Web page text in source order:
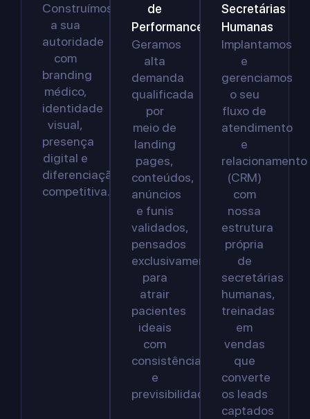
Construímos
a sua
autoridade
com
branding
médico,
identidade
visual,
presença
digital e
diferenciação
competitiva.
de
Performance
Geramos
alta
demanda
qualificada
por
meio de
landing
pages,
conteúdos,
anúncios
e funis
validados,
pensados
exclusivamente
para
atrair
pacientes
ideais
com
consistência
e
previsibilidade.
Secretárias
Humanas
Implantamos
e
gerenciamos
o seu
fluxo de
atendimento
e
relacionamento
(CRM)
com
nossa
estrutura
própria
de
secretárias
humanas,
treinadas
em
vendas
que
converte
os leads
captados